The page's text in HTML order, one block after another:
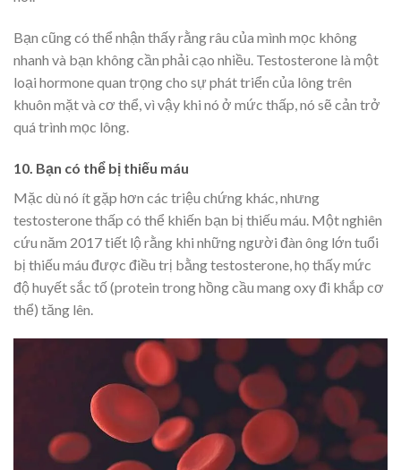
Bạn cũng có thể nhận thấy rằng râu của mình mọc không
nhanh và bạn không cần phải cạo nhiều. Testosterone là một
loại hormone quan trọng cho sự phát triển của lông trên
khuôn mặt và cơ thể, vì vậy khi nó ở mức thấp, nó sẽ cản trở
quá trình mọc lông.
10. Bạn có thể bị thiếu máu
Mặc dù nó ít gặp hơn các triệu chứng khác, nhưng
testosterone thấp có thể khiến bạn bị thiếu máu. Một nghiên
cứu năm 2017 tiết lộ rằng khi những người đàn ông lớn tuổi
bị thiếu máu được điều trị bằng testosterone, họ thấy mức
độ huyết sắc tố (protein trong hồng cầu mang oxy đi khắp cơ
thể) tăng lên.